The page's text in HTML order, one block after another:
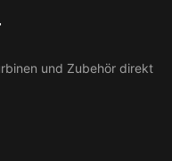
und Zubehör direkt